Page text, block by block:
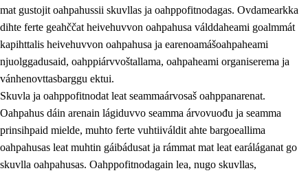
mat gustojit oahpahussii skuvllas ja oahppofitnodagas. Ovdamearkka
dihte ferte geahččat heivehuvvon oahpahusa válddaheami goalmmát
kapihttalis heivehuvvon oahpahusa ja earenoamášoahpaheami
njuolggadusaid, oahppiárvvoštallama, oahpaheami organiserema ja
vánhenovttasbarggu ektui.
Skuvla ja oahppofitnodat leat seammaárvosaš oahppanarenat.
Oahpahus dáin arenain lágiduvvo seamma árvovuođu ja seamma
prinsihpaid mielde, muhto ferte vuhtiiváldit ahte bargoeallima
oahpahusas leat muhtin gáibádusat ja rámmat mat leat earáláganat go
skuvlla oahpahusas. Oahppofitnodagain lea, nugo skuvllas,